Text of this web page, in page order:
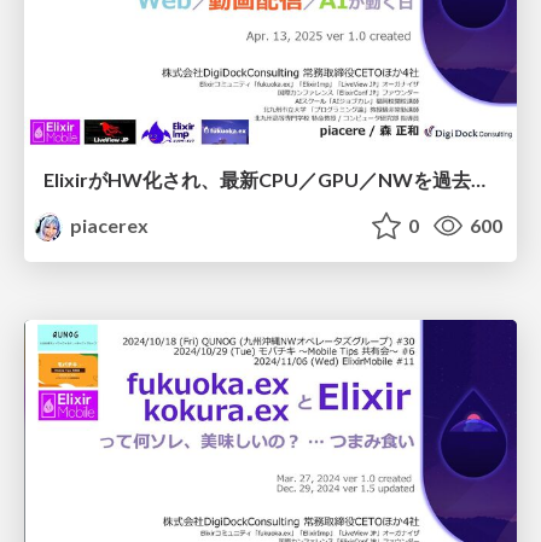
ElixirがHW化され、最新CPU／GPU／NWを過去のものとする数万倍、高速＋超省電力化されたWeb／動画配信／AIが動く日
piacerex
0 600